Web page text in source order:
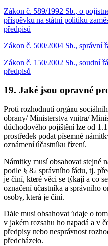
Zákon č. 589/1992 Sb., o
příspěvku na státní politiku
předpisů
Zákon č. 500/2004 Sb., správní
Zákon č. 150/2002 Sb., soudní
předpisů
19. Jaké jsou opravné
Proti rozhodnutí orgánu
obrany/ Ministerstva vnitra/
důchodového pojištění lze od
prostředek podat písemné
oznámení účastníku řízení.
Námitky musí obsahovat stejné
podle § 82 správního řádu, tj.
je činí, které věci se týkají a co
označení účastníka a správního
osoby, která je činí.
Dále musí obsahovat údaje o
v jakém rozsahu ho napadá a v
předpisy nebo nesprávnost
předcházelo.